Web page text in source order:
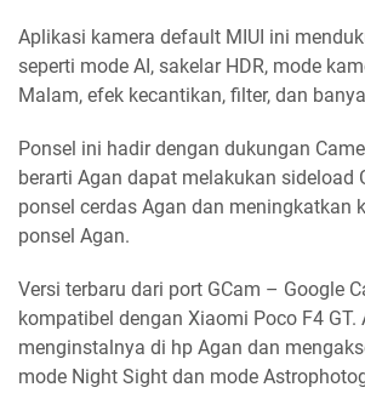
Aplikasi kamera default MIUI ini
seperti mode AI, sakelar HDR, mode
Malam, efek kecantikan, filter, dan
Ponsel ini hadir dengan dukungan
berarti Agan dapat melakukan sideload
ponsel cerdas Agan dan meningkatkan
ponsel Agan.
Versi terbaru dari port GCam – Google
kompatibel dengan Xiaomi Poco F4 GT.
menginstalnya di hp Agan dan
mode Night Sight dan mode